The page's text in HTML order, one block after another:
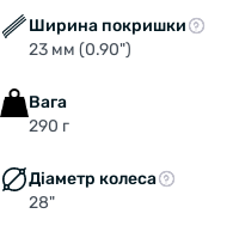
Ширина покришки
23 мм (0.90")
Вага
290 г
Діаметр колеса
28"